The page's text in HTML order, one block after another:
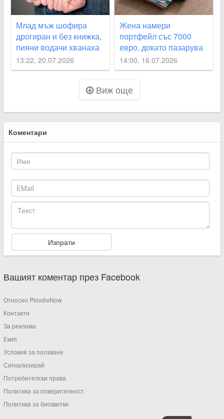
Млад мъж шофира
дрогиран и без книжка,
пияни водачи хванаха
край Асеновград и в
Белозем
13:22, 20.07.2026
Жена намери
портфейл със 7000
евро, докато пазарува
в Раковски
14:00, 16.07.2026
Виж още
Коментари
Вашият коментар през Facebook
Относно PlovdivNow
Контакти
За реклама
Екип
Условия за ползване
Сигнализирай
Потребителски права
Политика за поверителност
Политика за бисквитки